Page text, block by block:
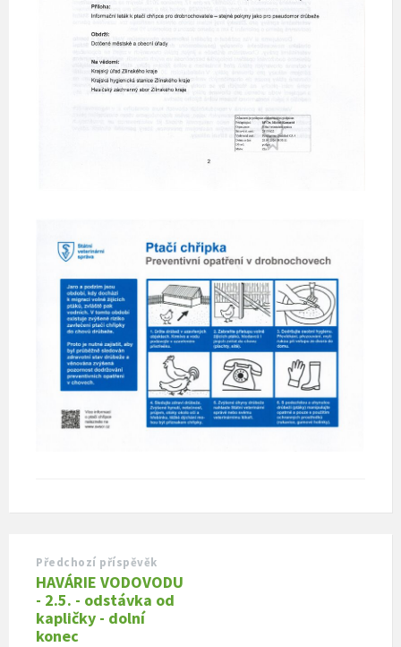
Předchozí příspěvěk
HAVÁRIE VODOVODU
- 2.5. - odstávka od
kapličky - dolní
konec